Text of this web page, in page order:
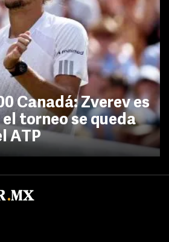
Canadá: Zverev es
torneo se queda
ATP